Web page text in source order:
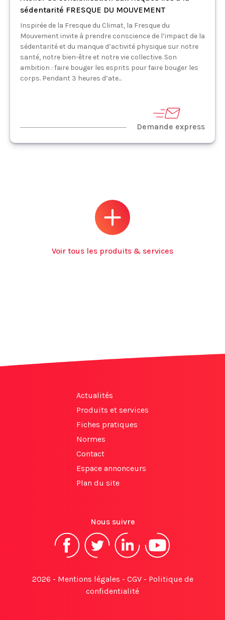
sédentarité FRESQUE DU MOUVEMENT
Inspirée de la Fresque du Climat, la Fresque du
Mouvement invite à prendre conscience de l’impact de la
sédentarité et du manque d’activité physique sur notre
santé, notre bien-être et notre vie collective. Son
ambition : faire bouger les esprits pour faire bouger les
corps. Pendant 3 heures d’ate...
Demande express
Voir tous les produits & services
Actualités
Produits et services
Fiches pratiques
Normes
Contact
Espace annonceurs
Plan du site
Nous suivre
2026 - Mentions légales - CGV- Politique de
confidentialité